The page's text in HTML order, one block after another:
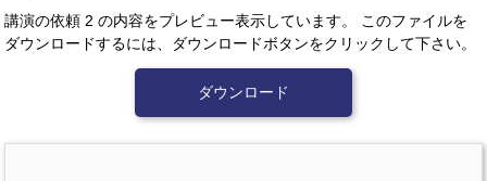
講演の依頼 2 の内容をプレビュー表示しています。
このファイルを
ダウンロードするには、ダウンロードボタンをクリックして下さい。
ダウンロード